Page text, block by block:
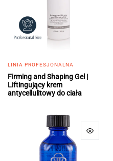
LINIA PROFESJONALNA
Firming and Shaping Gel |
Liftingujący krem
antycellulitowy do ciała